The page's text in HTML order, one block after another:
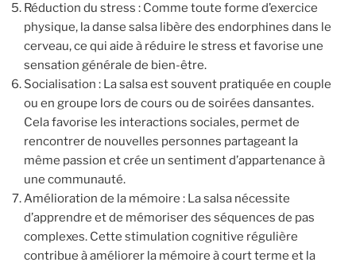
Réduction du stress : Comme toute forme d’exercice
physique, la danse salsa libère des endorphines dans le
cerveau, ce qui aide à réduire le stress et favorise une
sensation générale de bien-être.
Socialisation : La salsa est souvent pratiquée en couple
ou en groupe lors de cours ou de soirées dansantes.
Cela favorise les interactions sociales, permet de
rencontrer de nouvelles personnes partageant la
même passion et crée un sentiment d’appartenance à
une communauté.
Amélioration de la mémoire : La salsa nécessite
d’apprendre et de mémoriser des séquences de pas
complexes. Cette stimulation cognitive régulière
contribue à améliorer la mémoire à court terme et la